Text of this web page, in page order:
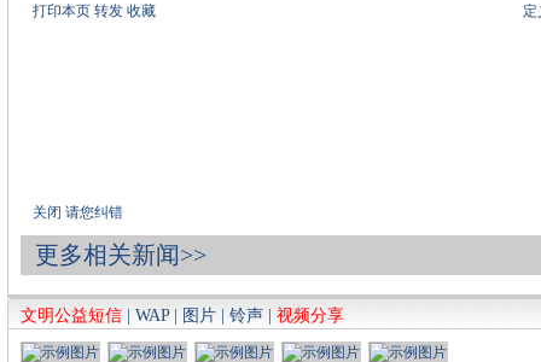
打印本页 转发 收藏
关闭 请您纠错
更多相关新闻>>
文明公益短信 WAP| 图片 铃声 视频分享